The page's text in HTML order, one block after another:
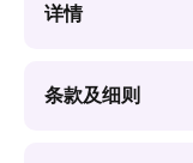
详情
条款及细则